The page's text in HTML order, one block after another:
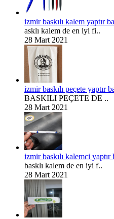
izmir baskılı kalem yaptır
asklı kalem de en iyi fi..
28 Mart 2021
izmir baskılı peçete yaptır
BASKILI PEÇETE DE ..
28 Mart 2021
izmir baskılı kalemci yaptır
basklı kalem de en iyi f..
28 Mart 2021